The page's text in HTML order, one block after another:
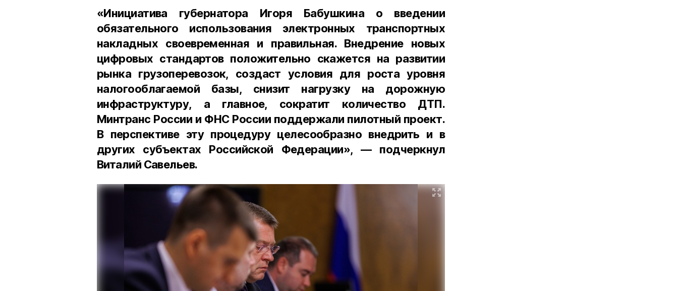
«Инициатива губернатора Игоря Бабушкина о введении
обязательного использования электронных транспортных
накладных своевременная и правильная. Внедрение новых
цифровых стандартов положительно скажется на развитии
рынка грузоперевозок, создаст условия для роста уровня
налогооблагаемой базы, снизит нагрузку на дорожную
инфраструктуру, а главное, сократит количество ДТП.
Минтранс России и ФНС России поддержали пилотный проект.
В перспективе эту процедуру целесообразно внедрить и в
других субъектах Российской Федерации», — подчеркнул
Виталий Савельев.